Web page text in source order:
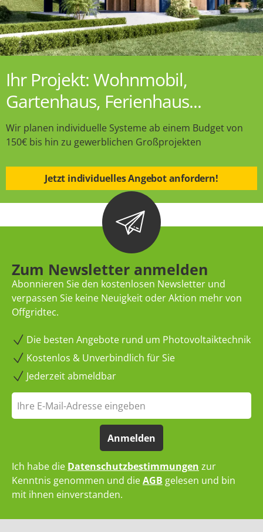
Ihr Projekt: Wohnmobil,
Gartenhaus, Ferienhaus...
Wir planen individuelle Systeme ab einem Budget von
150€ bis hin zu gewerblichen Großprojekten
Jetzt individuelles Angebot anfordern!
Zum Newsletter anmelden
Abonnieren Sie den kostenlosen Newsletter und
verpassen Sie keine Neuigkeit oder Aktion mehr von
Offgridtec.
Die besten Angebote rund um Photovoltaiktechnik
Kostenlos & Unverbindlich für Sie
Jederzeit abmeldbar
Anmelden
Ich habe die Datenschutzbestimmungen zur
Kenntnis genommen und dieAGB gelesen und bin
mit ihnen einverstanden.